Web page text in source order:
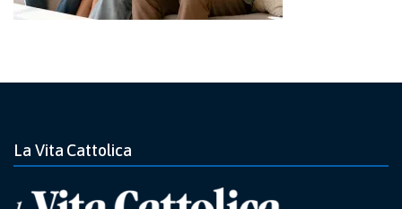
La Vita Cattolica